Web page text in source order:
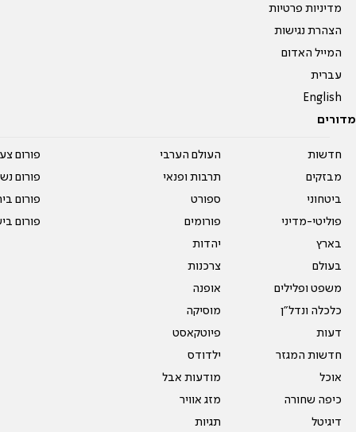
מדיניות פרטיות
הצהרת נגישות
המייל האדום
עברית
English
מדורים
חדשות
מבזקים
ביטחוני
פוליטי-מדיני
בארץ
בעולם
משפט ופלילים
כלכלה ונדל"ן
דעות
חדשות המגזר
אוכל
כיפה שחורה
דיגיטל
העולם הערבי
תרבות ופנאי
ספורט
פורומים
יהדות
צרכנות
אופנה
מוסיקה
פיוטקאסט
ילדודס
מודעות אבל
מזג אוויר
תגיות
פורום
פורום
פורום
פורום